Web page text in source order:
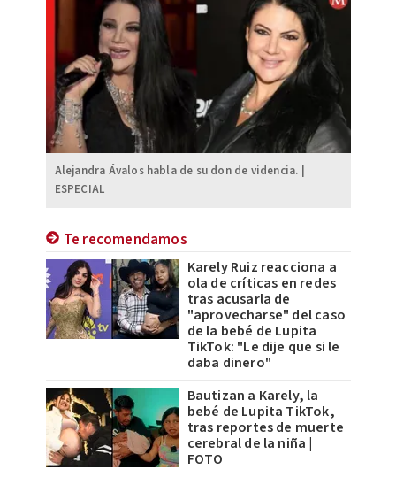
Alejandra Ávalos habla de su don de videncia. |
ESPECIAL
Te recomendamos
Karely Ruiz reacciona a
ola de críticas en redes
tras acusarla de
"aprovecharse" del caso
de la bebé de Lupita
TikTok: "Le dije que si le
daba dinero"
Bautizan a Karely, la
bebé de Lupita TikTok,
tras reportes de muerte
cerebral de la niña |
FOTO